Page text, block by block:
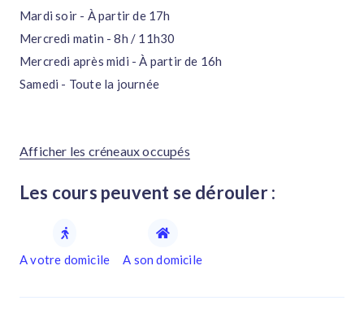
Mardi soir - À partir de 17h
Mercredi matin - 8h / 11h30
Mercredi après midi - À partir de 16h
Samedi - Toute la journée
Afficher les créneaux occupés
Les cours peuvent se dérouler :
A votre domicile A son domicile